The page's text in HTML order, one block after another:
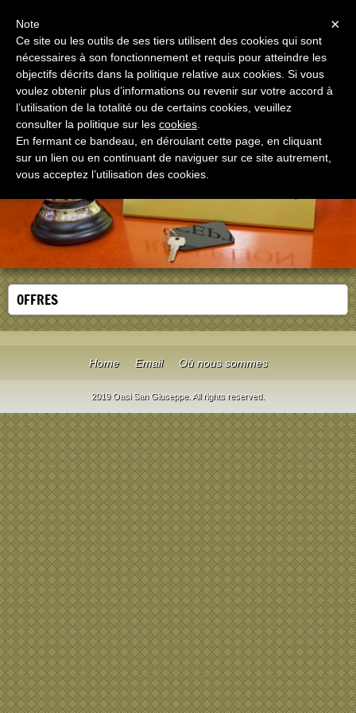
Oasi San Giuseppe
Casa per ferie in Roma dal 1975
OFFRES
Home Email Où nous sommes
2019 Oasi San Giuseppe. All rights reserved.
×
Note
Ce site ou les outils de ses tiers utilisent des cookies qui sont
nécessaires à son fonctionnement et requis pour atteindre les
objectifs décrits dans la politique relative aux cookies. Si vous
voulez obtenir plus d’informations ou revenir sur votre accord à
l’utilisation de la totalité ou de certains cookies, veuillez
consulter la politique sur les cookies
En fermant ce bandeau, en déroulant cette page, en cliquant
sur un lien ou en continuant de naviguer sur ce site autrement,
vous acceptez l’utilisation des cookies.